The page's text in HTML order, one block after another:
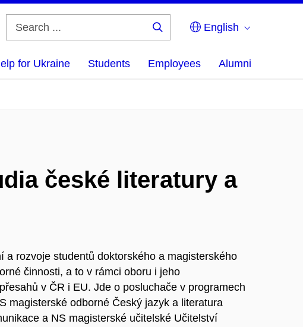
English
for Ukraine Students Employees Alumni
české literatury a
a rozvoje studentů doktorského a magisterského
činnosti, a to v rámci oboru i jeho
v ČR i EU. Jde o posluchače v programech
magisterské odborné Český jazyk a literatura
a NS magisterské učitelské Učitelství